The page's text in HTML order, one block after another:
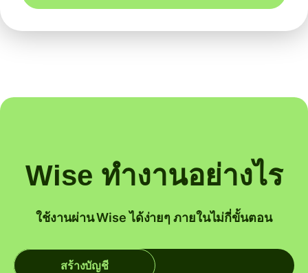
Wise ทำงานอย่างไร
ใช้งานผ่าน Wise ได้ง่ายๆ ภายในไม่กี่ขั้นตอน
สร้างบัญชี